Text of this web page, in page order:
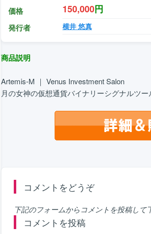
価格 150,000円
発行者 横井 悠真
商品説明
Artemis-M ｜ Venus Investment Salon
月の女神の仮想通貨バイナリーシグナルツー
コメントをどうぞ
下記のフォームからコメントを投稿して
コメントを投稿